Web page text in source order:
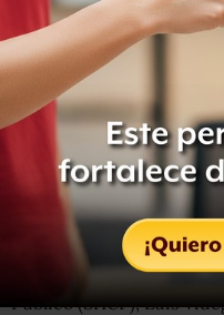
Agregó que si bien esta
Los Pinos, en la Ciudad
planteará a Peña Nieto
necesario que ambos
resolver algunos
tenemos que
pueden resolver las
Luego de sostener la
se prevé que el
entrevistarse con
principalmente con el
Público (SHCP), Luis